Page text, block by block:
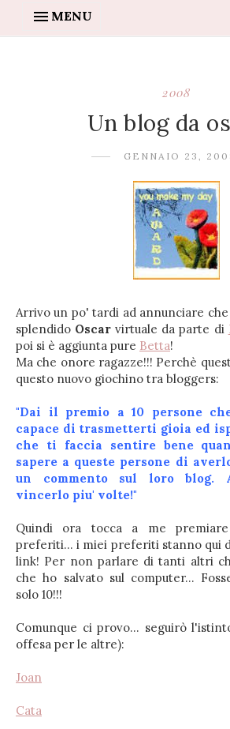
MENU
2008
Un blog da
GENNAIO 23,
Arrivo un po' tardi ad annunciare
splendido Oscar virtuale da parte di
poi si è aggiunta pure Betta!
Ma che onore ragazze!!! Perchè
questo nuovo giochino tra bloggers:
"Dai il premio a 10 persone
capace di trasmetterti gioia ed
che ti faccia sentire bene
sapere a queste persone di
un commento sul loro blog.
vincerlo piu' volte!"
Quindi ora tocca a me
preferiti... i miei preferiti stanno qui
link! Per non parlare di tanti altri
che ho salvato sul computer...
solo 10!!!
Comunque ci provo... seguirò
offesa per le altre):
Joan
Cata